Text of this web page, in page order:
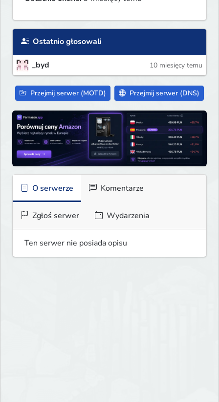
Ostatnio głosowali
_byd 10 miesięcy temu
Przejmij serwer (MOTD) Przejmij serwer (DNS)
O serwerze Komentarze
Zgłoś serwer Wydarzenia
Ten serwer nie posiada opisu